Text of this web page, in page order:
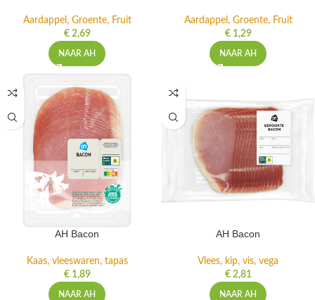
Aardappel, Groente, Fruit
€2,69
NAAR AH
Aardappel, Groente, Fruit
€1,29
NAAR AH
AH Bacon
Kaas, vleeswaren, tapas
€1,89
NAAR AH
AH Bacon
Vlees, kip, vis, vega
€2,81
NAAR AH